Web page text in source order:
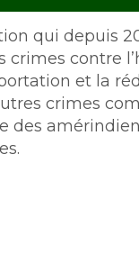
qui depuis
crimes contre
et la
crimes
des